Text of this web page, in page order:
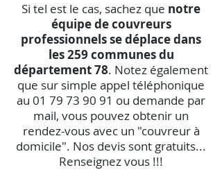
Si tel est le cas, sachez que notre
équipe de couvreurs
professionnels se déplace dans
les 259 communes du
département 78. Notez également
que sur simple appel téléphonique
au 01 79 73 90 91 ou demande par
mail, vous pouvez obtenir un
rendez-vous avec un "couvreur à
domicile". Nos devis sont gratuits...
Renseignez vous !!!